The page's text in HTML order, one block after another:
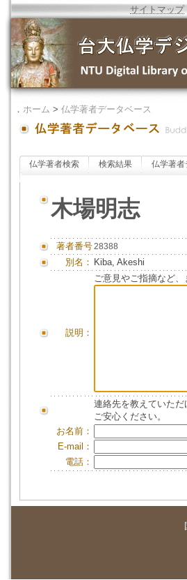
サイトマップ
． ホーム > 仏学著者データベース
仏学著者検索 検索結果 仏学著者
木場明志
著者番号28388
別名： Kiba, Akeshi
説明：
ご意見やご指摘など
連絡先を教えていた
ご安心ください。
お名前：
E-mail：
電話：